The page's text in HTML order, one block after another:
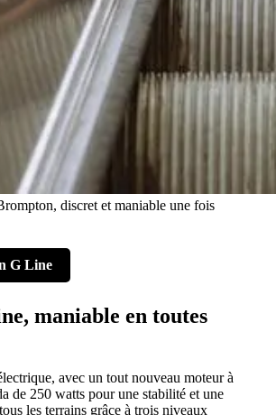
discret et maniable une fois
G Line
maniable en toutes
avec un tout nouveau moteur à
de 250 watts pour une stabilité et une
les terrains grâce à trois niveaux